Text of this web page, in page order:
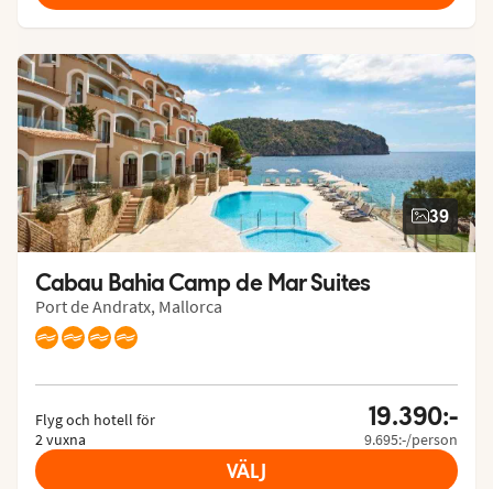
39
Cabau Bahia Camp de Mar Suites
Port de Andratx, Mallorca
Flyg och hotell för
2 vuxna
19.390:-
9.695:-/person
VÄLJ